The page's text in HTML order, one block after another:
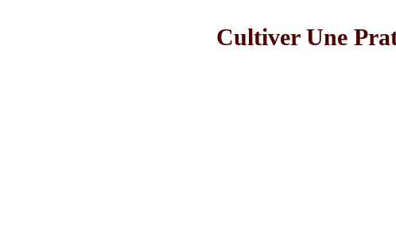
Cultiver Une